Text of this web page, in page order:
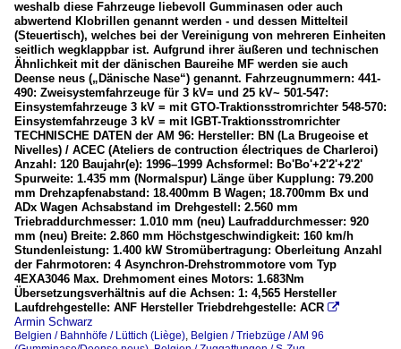
Série 23
Triebzüge
AM 08 (Desiro ML)
AM 62 - 79
AM 80 / 82 / 83 "Break" (MR 80/82/83)
AM 96 (Gumminase/Deense neus)
Eurostar, ex Thalys (TGV Series 43000)
M7 – Bmx, TWINDEXX Triebwagen
Unternehmen
Infrabel
Wagen
2025
weshalb diese Fahrzeuge liebevoll Gumminasen oder auch
abwertend Klobrillen genannt werden - und dessen Mittelteil
(Steuertisch), welches bei der Vereinigung von mehreren Einheiten
seitlich wegklappbar ist. Aufgrund ihrer äußeren und technischen
Ähnlichkeit mit der dänischen Baureihe MF werden sie auch
Deense neus („Dänische Nase“) genannt. Fahrzeugnummern: 441-
490: Zweisystemfahrzeuge für 3 kV= und 25 kV~ 501-547:
Einsystemfahrzeuge 3 kV = mit GTO-Traktionsstromrichter 548-570:
Einsystemfahrzeuge 3 kV = mit IGBT-Traktionsstromrichter
TECHNISCHE DATEN der AM 96: Hersteller: BN (La Brugeoise et
Nivelles) / ACEC (Ateliers de contruction électriques de Charleroi)
Anzahl: 120 Baujahr(e): 1996–1999 Achsformel: Bo'Bo'+2'2'+2'2'
Spurweite: 1.435 mm (Normalspur) Länge über Kupplung: 79.200
mm Drehzapfenabstand: 18.400mm B Wagen; 18.700mm Bx und
ADx Wagen Achsabstand im Drehgestell: 2.560 mm
Triebraddurchmesser: 1.010 mm (neu) Laufraddurchmesser: 920
mm (neu) Breite: 2.860 mm Höchstgeschwindigkeit: 160 km/h
Stundenleistung: 1.400 kW Stromübertragung: Oberleitung Anzahl
der Fahrmotoren: 4 Asynchron-Drehstrommotore vom Typ
4EXA3046 Max. Drehmoment eines Motors: 1.683Nm
Übersetzungsverhältnis auf die Achsen: 1: 4,565 Hersteller
Laufdrehgestelle: ANF Hersteller Triebdrehgestelle: ACR 
Armin Schwarz
Belgien / Bahnhöfe / Lüttich (Liège), Belgien / Triebzüge / AM 96